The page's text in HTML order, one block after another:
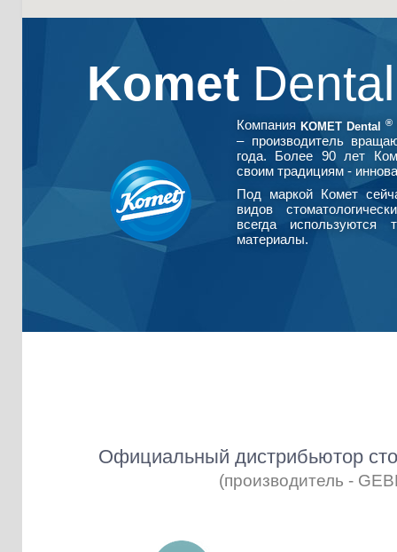
Komet
Компания KOMET Dental ®
– производитель
года. Более 90 лет
своим традициям -
Под маркой Комет
видов
всегда используются
материалы.
Официальный дистрибьютор
(производитель -